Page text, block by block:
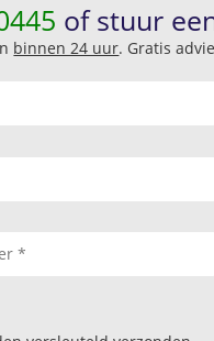
of stuur
binnen 24 uur. Gratis